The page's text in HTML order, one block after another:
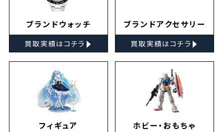
ブランドウォッチ
買取実績はコチラ ▸
ブランドアクセサリー
買取実績はコチラ ▸
フィギュア ホビー・おもちゃ